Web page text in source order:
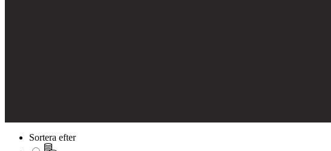
Sortera efter